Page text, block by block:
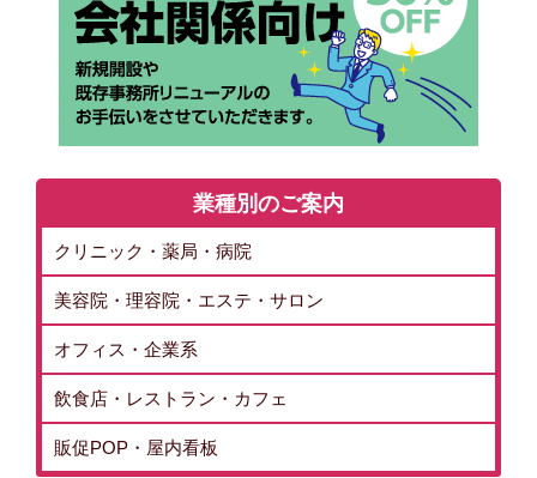
業種別のご案内
クリニック・薬局・病院
美容院・理容院・エステ・サロン
オフィス・企業系
飲食店・レストラン・カフェ
販促POP・屋内看板